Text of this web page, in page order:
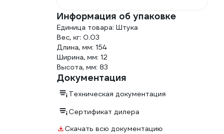
Информация об упаковке
Единица товара: Штука
Вес, кг: 0.03
Длина, мм: 154
Ширина, мм: 12
Высота, мм: 83
Документация
Техническая документация
Сертификат дилера
Скачать всю документацию